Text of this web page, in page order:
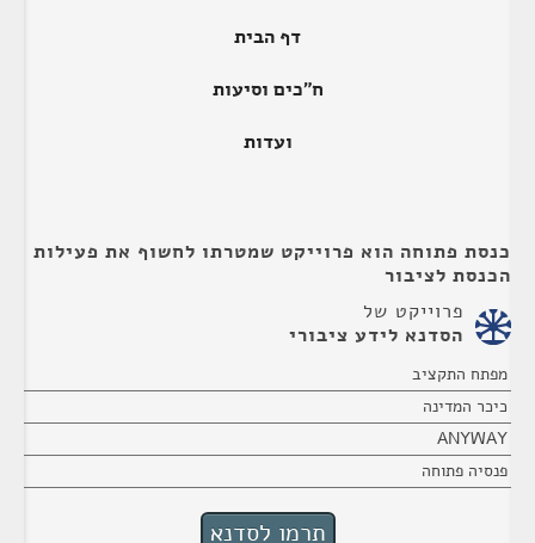
דף הבית
ח"כים וסיעות
ועדות
כנסת פתוחה הוא פרוייקט שמטרתו לחשוף את פעילות
הכנסת לציבור
פרוייקט של
הסדנא לידע ציבורי
מפתח התקציב
כיכר המדינה
ANYWAY
פנסיה פתוחה